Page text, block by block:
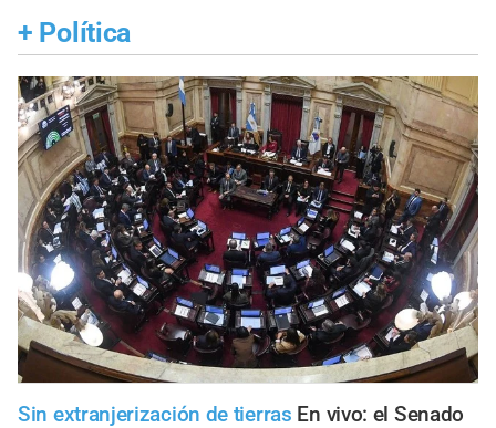
+ Política
Sin extranjerización de tierras En vivo: el Senado